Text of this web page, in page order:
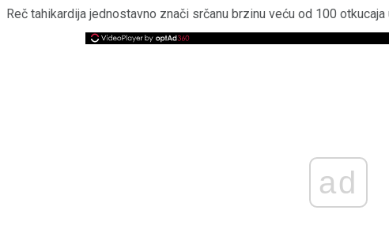
Reč tahikardija jednostavno znači srčanu brzinu veću od 100 otkucaja
ad